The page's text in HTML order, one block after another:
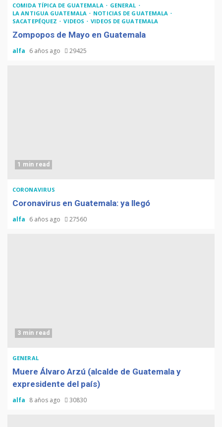
COMIDA TÍPICA DE GUATEMALA
GENERAL
LA ANTIGUA GUATEMALA
NOTICIAS DE GUATEMALA
SACATEPÉQUEZ
VIDEOS VIDEOS DE GUATEMALA
Zompopos de Mayo en Guatemala
alfa 6 años ago 29425
1 min read
CORONAVIRUS
Coronavirus en Guatemala: ya llegó
alfa 6 años ago 27560
3 min read
GENERAL
Muere Álvaro Arzú (alcalde de Guatemala y
expresidente del país)
alfa 8 años ago 30830